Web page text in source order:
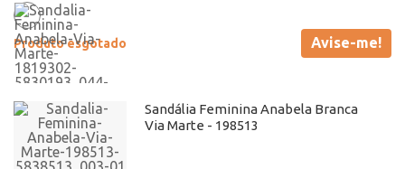
Produto esgotado Avise-me!
Sandália Feminina Anabela Branca
Via Marte - 198513